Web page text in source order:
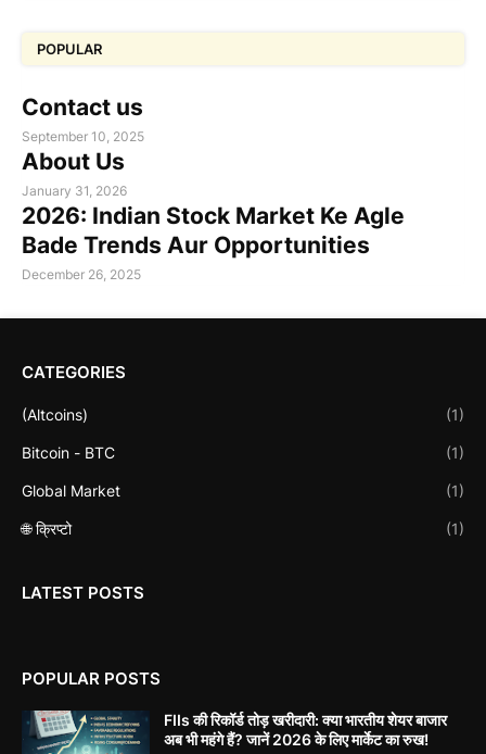
POPULAR
Contact us
September 10, 2025
About Us
January 31, 2026
2026: Indian Stock Market Ke Agle
Bade Trends Aur Opportunities
December 26, 2025
CATEGORIES
(Altcoins) (1)
Bitcoin - BTC (1)
Global Market (1)
🌐 क्रिप्टो (1)
LATEST POSTS
POPULAR POSTS
FIIs की रिकॉर्ड तोड़ खरीदारी: क्या भारतीय शेयर बाजार
अब भी महंगे हैं? जानें 2026 के लिए मार्केट का रुख!